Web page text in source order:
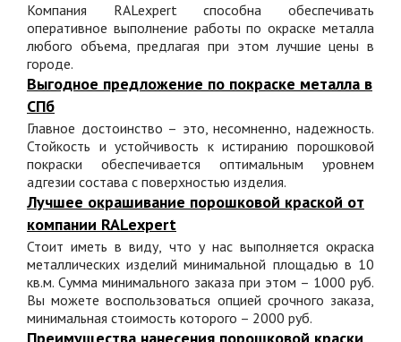
Компания RALexpert способна обеспечивать
оперативное выполнение работы по окраске металла
любого объема, предлагая при этом лучшие цены в
городе.
Выгодное предложение по покраске металла в
СПб
Главное достоинство – это, несомненно, надежность.
Стойкость и устойчивость к истиранию порошковой
покраски обеспечивается оптимальным уровнем
адгезии состава с поверхностью изделия.
Лучшее окрашивание порошковой краской от
компании RALexpert
Стоит иметь в виду, что у нас выполняется окраска
металлических изделий минимальной площадью в 10
кв.м. Сумма минимального заказа при этом – 1000 руб.
Вы можете воспользоваться опцией срочного заказа,
минимальная стоимость которого – 2000 руб.